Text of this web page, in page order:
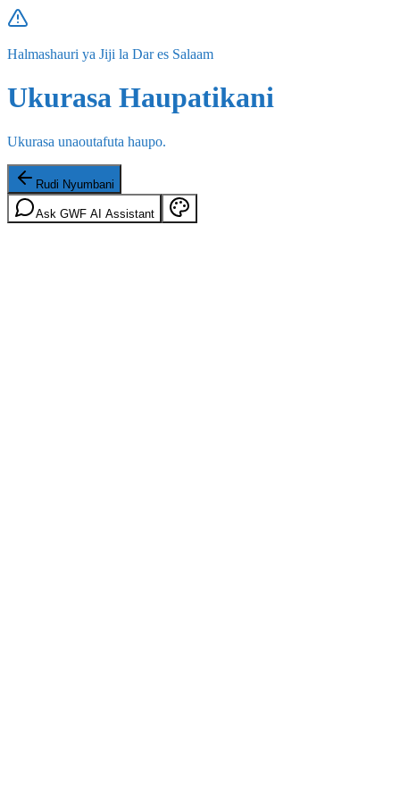
Halmashauri ya Jiji la Dar es Salaam
Ukurasa Haupatikani
Ukurasa unaoutafuta haupo.
Rudi Nyumbani
Ask GWF AI Assistant